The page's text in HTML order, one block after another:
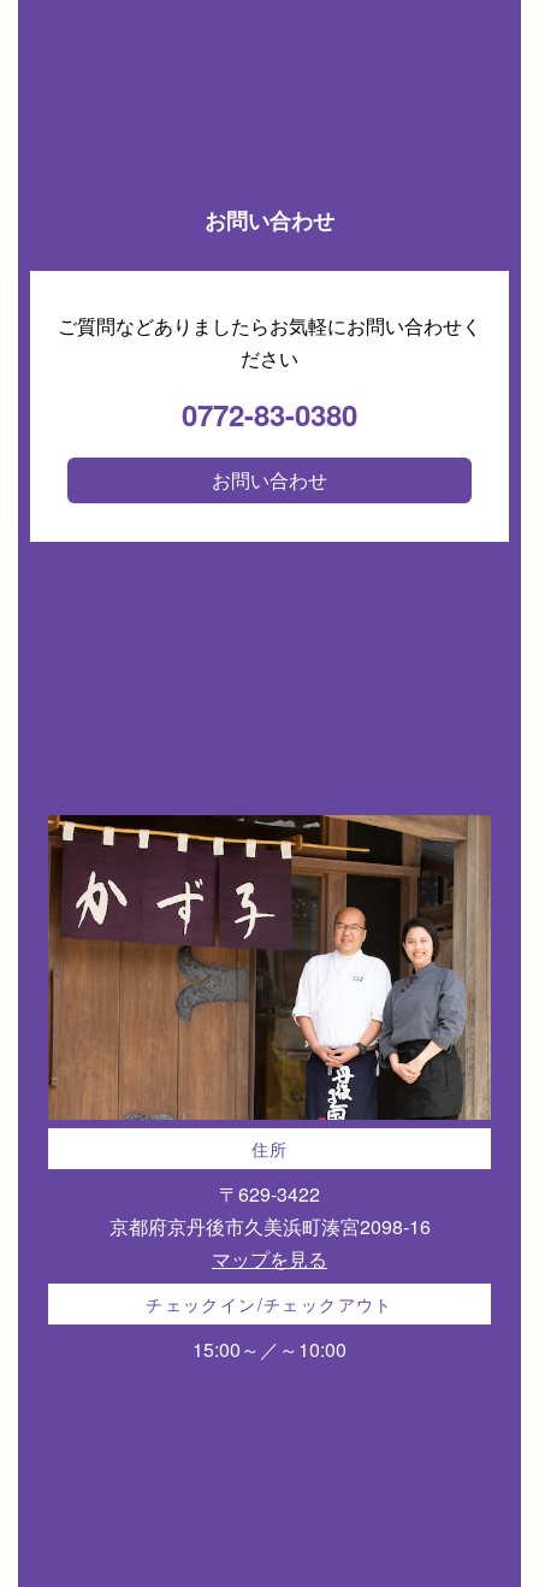
お問い合わせ
ご質問などありましたらお気軽にお問い合わせく
ださい
0772-83-0380
お問い合わせ
住所
〒629-3422
京都府京丹後市久美浜町湊宮2098-16
マップを見る
チェックイン/チェックアウト
15:00～／～10:00